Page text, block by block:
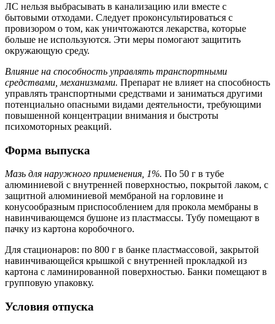
ЛС нельзя выбрасывать в канализацию или вместе с
бытовыми отходами. Следует проконсультироваться с
провизором о том, как уничтожаются лекарства, которые
больше не используются. Эти меры помогают защитить
окружающую среду.
Влияние на способность управлять транспортными
средствами, механизмами. Препарат не влияет на способность
управлять транспортными средствами и заниматься другими
потенциально опасными видами деятельности, требующими
повышенной концентрации внимания и быстроты
психомоторных реакций.
Форма выпуска
Мазь для наружного применения, 1%. По 50 г в тубе
алюминиевой с внутренней поверхностью, покрытой лаком, с
защитной алюминиевой мембраной на горловине и
конусообразным приспособлением для прокола мембраны в
навинчивающемся бушоне из пластмассы. Тубу помещают в
пачку из картона коробочного.
Для стационаров: по 800 г в банке пластмассовой, закрытой
навинчивающейся крышкой с внутренней прокладкой из
картона с ламинированной поверхностью. Банки помещают в
групповую упаковку.
Условия отпуска